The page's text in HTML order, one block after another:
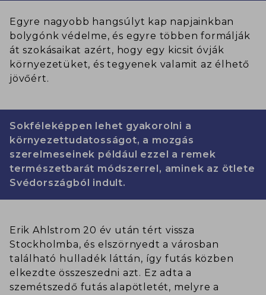
Egyre nagyobb hangsúlyt kap napjainkban
bolygónk védelme, és egyre többen formálják
át szokásaikat azért, hogy egy kicsit óvják
környezetüket, és tegyenek valamit az élhető
jövőért.
Sokféleképpen lehet gyakorolni a
környezettudatosságot, a mozgás
szerelmeseinek például ezzel a remek
természetbarát módszerrel, aminek az ötlete
Svédországból indult.
Erik Ahlstrom 20 év után tért vissza
Stockholmba, és elszörnyedt a városban
található hulladék láttán, így futás közben
elkezdte összeszedni azt. Ez adta a
szemétszedő futás alapötletét, melyre a